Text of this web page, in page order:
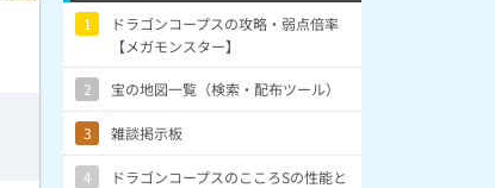
1
ドラゴンコープスの攻略・弱点倍率
【メガモンスター】
2 宝の地図一覧（検索・配布ツール）
3 雑談掲示板
4
ドラゴンコープスのこころSの性能と